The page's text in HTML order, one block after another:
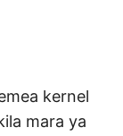
kernel
mara ya